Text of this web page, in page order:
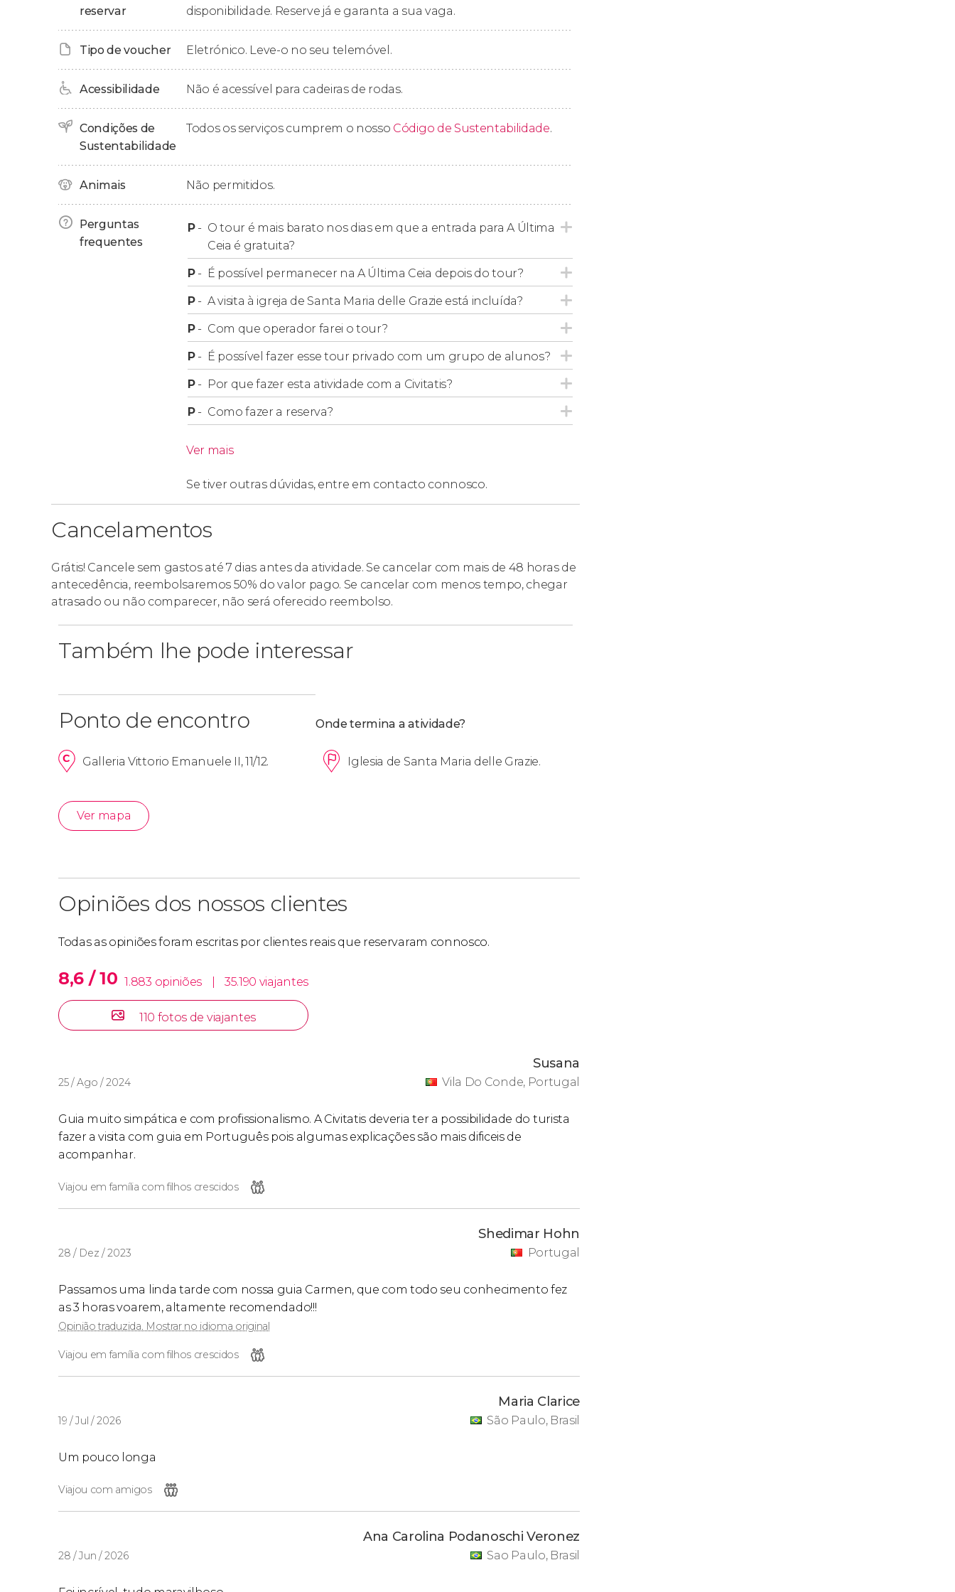
arte mais impactantes da história.
Ajudaremos você a entender os inúmerosenigmas que envolvem essa pintura. Com
certeza, você se lembrará automaticamente dolivro ou do filme
Após três horas de percurso, finalizaremos o tour nos arredores de Santa Maria delle
Por que reservar esta visita?
Além de ter um preço muito acessível, este tour é excelente para quem quer conhecer o
que há de mais importante em Milão em um mesmo dia. Ao reservar esta visita guiada,
você também terá
entrada garantida para verA Última Ceia . Poderá admirar uma das
obras de arte mais visitadas da Itáliasem enfrentar filas
Menores de 18 anos
Os menores de 18 anos devem estar sempre acompanhados por um adulto e não são
permitidas reservas para mais de 10 crianças por cada adulto.
reservar
disponibilidade. Reserve já e garanta a sua vaga.
Tipo de voucher Eletrónico. Leve-o no seu telemóvel.
Acessibilidade Não é acessível para cadeiras de rodas.
Condições de
Sustentabilidade
Todos os serviços cumprem o nosso Código de Sustentabilidade.
Animais Não permitidos.
Perguntas
frequentes
P- O tour é mais barato nos dias em que a entrada para A Última
Ceia é gratuita?
P- É possível permanecer na A Última Ceia depois do tour?
P- A visita à igreja de Santa Maria delle Grazie está incluída?
P- Com que operador farei o tour?
P- É possível fazer esse tour privado com um grupo de alunos?
P- Por que fazer esta atividade com a Civitatis?
P- Como fazer a reserva?
Ver mais
Se tiver outras dúvidas, entre em contacto connosco.
Cancelamentos
Grátis! Cancele sem gastos até 7 dias antes da atividade. Se cancelar com mais de 48 horas de
antecedência, reembolsaremos 50% do valor pago. Se cancelar com menos tempo, chegar
atrasado ou não comparecer, não será oferecido reembolso.
Também lhe pode interessar
Ponto de encontro Onde termina a atividade?
Galleria Vittorio Emanuele II, 11/12. Iglesia de Santa Maria delle Grazie.
Ver mapa
Opiniões dos nossos clientes
Todas as opiniões foram escritas por clientes reais que reservaram connosco.
8,6 / 10 1.883 opiniões 35.190 viajantes
110 fotos de viajantes
25 / Ago / 2024
Susana
Vila Do Conde, Portugal
Guia muito simpática e com profissionalismo. A Civitatis deveria ter a possibilidade do turista
fazer a visita com guia em Português pois algumas explicações são mais dificeis de
acompanhar.
Viajou em família com filhos crescidos
28 / Dez / 2023
Shedimar Hohn
Portugal
Passamos uma linda tarde com nossa guia Carmen, que com todo seu conhecimento fez
as 3 horas voarem, altamente recomendado!!!
Opinião traduzida. Mostrar no idioma original
Viajou em família com filhos crescidos
19 / Jul / 2026
Maria Clarice
São Paulo, Brasil
Um pouco longa
Viajou com amigos
28 / Jun / 2026
Ana Carolina Podanoschi Veronez
Sao Paulo, Brasil